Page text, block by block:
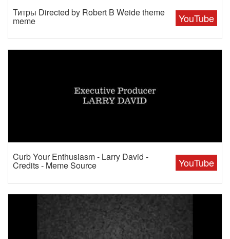
YouTube
Титры Directed by Robert B Weide theme
meme
YouTube
Curb Your Enthusiasm - Larry David -
Credits - Meme Source